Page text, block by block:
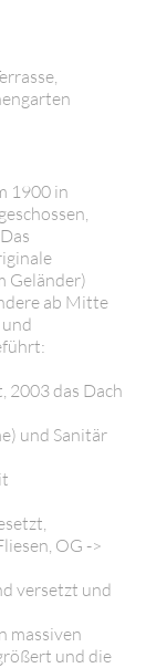
1900 in
Geländer)
ab Mitte
2003 das Dach
und Sanitär
OG ->
versetzt und
massiven
und die